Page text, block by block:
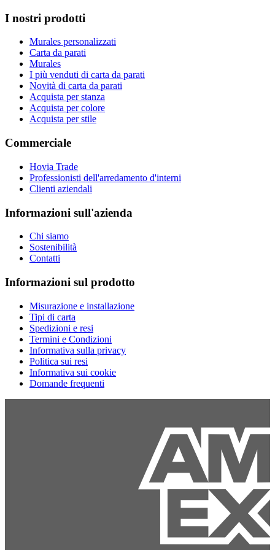
I nostri prodotti
Murales personalizzati
Carta da parati
Murales
I più venduti di carta da parati
Novità di carta da parati
Acquista per stanza
Acquista per colore
Acquista per stile
Commerciale
Hovia Trade
Professionisti dell'arredamento d'interni
Clienti aziendali
Informazioni sull'azienda
Chi siamo
Sostenibilità
Contatti
Informazioni sul prodotto
Misurazione e installazione
Tipi di carta
Spedizioni e resi
Termini e Condizioni
Informativa sulla privacy
Politica sui resi
Informativa sui cookie
Domande frequenti